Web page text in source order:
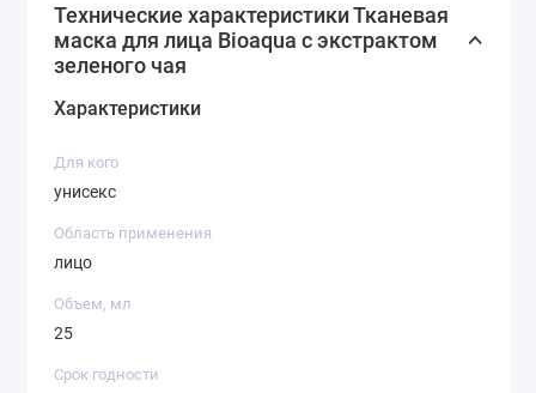
собой и применять в любое удобное для Вас время.
Попробуйте нашу тканевую маску прямо сейчас и
Технические характеристики Тканевая
маска для лица Bioaqua с экстрактом
зеленого чая
Характеристики
Для кого
унисекс
Область применения
лицо
Объем, мл
25
Срок годности